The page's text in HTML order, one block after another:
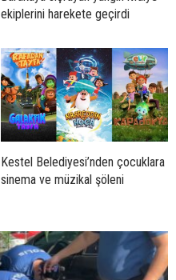
ekiplerini harekete geçirdi
Kestel Belediyesi’nden çocuklara
sinema ve müzikal şöleni